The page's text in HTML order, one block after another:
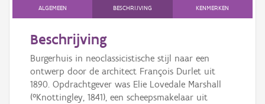
ALGEMEEN BESCHRIJVING KENMERKEN
Beschrijving
Burgerhuis in neoclassicistische stijl naar een
ontwerp door de architect François Durlet uit
1890. Opdrachtgever was Elie Lovedale Marshall
(°Knottingley, 1841), een scheepsmakelaar uit